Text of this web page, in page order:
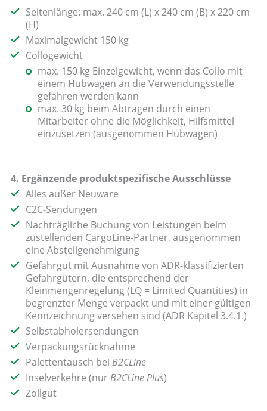
Seitenlänge: max. 240 cm (L) x 240 cm (B) x 220 cm
(H)
Maximalgewicht 150 kg
Collogewicht
max. 150 kg Einzelgewicht, wenn das Collo mit
einem Hubwagen an die Verwendungsstelle
gefahren werden kann
max. 30 kg beim Abtragen durch einen
Mitarbeiter ohne die Möglichkeit, Hilfsmittel
einzusetzen (ausgenommen Hubwagen)
4. Ergänzende produktspezifische Ausschlüsse
Alles außer Neuware
C2C-Sendungen
Nachträgliche Buchung von Leistungen beim
zustellenden CargoLine-Partner, ausgenommen
eine Abstellgenehmigung
Gefahrgut mit Ausnahme von ADR-klassifizierten
Gefahrgütern, die entsprechend der
Kleinmengenregelung (LQ = Limited Quantities) in
begrenzter Menge verpackt und mit einer gültigen
Kennzeichnung versehen sind (ADR Kapitel 3.4.1.)
Selbstabholersendungen
Verpackungsrücknahme
Palettentausch bei B2CLine
Inselverkehre (nurB2CLine Plus)
Zollgut